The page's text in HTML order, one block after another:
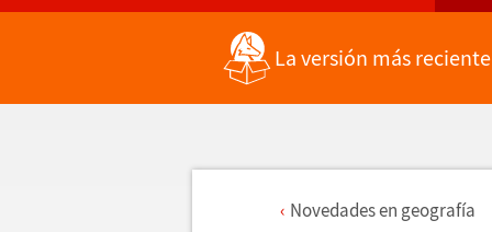
La versión más
Novedades en geografía